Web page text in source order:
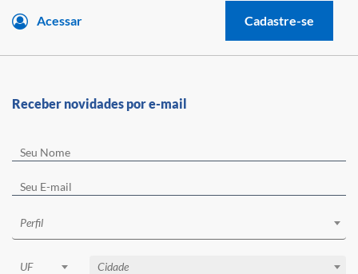
Acessar Cadastre-se
Receber novidades por e-mail
Perfil
UF Cidade